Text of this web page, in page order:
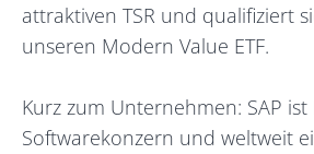
attraktiven TSR und qualifiziert
unseren Modern Value ETF.
Kurz zum Unternehmen: SAP
Softwarekonzern und weltweit